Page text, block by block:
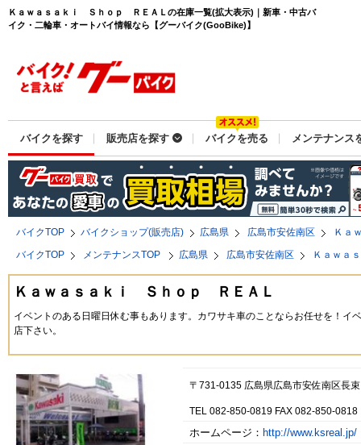
Ｋａｗａｓａｋｉ Ｓｈｏｐ ＲＥＡＬの在庫一覧(拡大表示)｜新車・中古バ
イク・二輪車・オートバイ情報なら【グーバイク(GooBike)】
バイクを探す 販売店を探す バイクを売る メンテナンス
バイクTOP バイクショップ(販売店) 広島県 広島市安佐南区
Ｋａ
バイクTOP
メンテナンスTOP 広島県 広島市安佐南区 Ｋａｗａ
Ｋａｗａｓａｋｉ Ｓｈｏｐ ＲＥＡＬ
イベントのある日曜日休む事もあります。カワサキ車のことならお任せを！
店下さい。
〒731-0135 広島県広島市安佐南区長
TEL 082-850-0819 FAX 082-850-0818
ホームページ： http://www.ksreal.jp/